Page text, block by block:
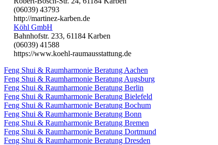
(06039) 43793
http://martinez-karben.de
Köhl GmbH
Bahnhofstr. 233, 61184 Karben
(06039) 41588
https://www.koehl-raumausstattung.de
Feng Shui & Raumharmonie Beratung Aachen
Feng Shui & Raumharmonie Beratung Augsburg
Feng Shui & Raumharmonie Beratung Berlin
Feng Shui & Raumharmonie Beratung Bielefeld
Feng Shui & Raumharmonie Beratung Bochum
Feng Shui & Raumharmonie Beratung Bonn
Feng Shui & Raumharmonie Beratung Bremen
Feng Shui & Raumharmonie Beratung Dortmund
Feng Shui & Raumharmonie Beratung Dresden